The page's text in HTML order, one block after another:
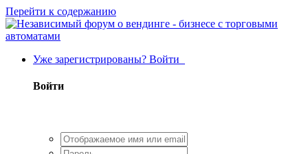
Перейти к содержанию
Уже зарегистрированы? Войти
Войти